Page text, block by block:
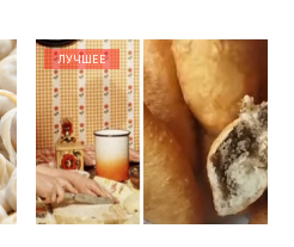
ЛУЧШЕЕ